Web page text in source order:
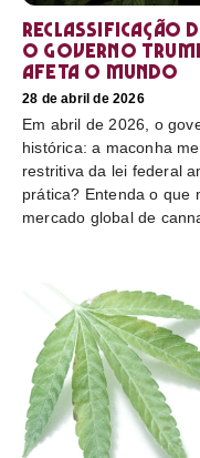
Reclassificação
o governo
afeta o mundo
28 de abril de 2026
Em abril de 2026, o
histórica: a maconha
restritiva da lei federal
prática? Entenda o que
mercado global de